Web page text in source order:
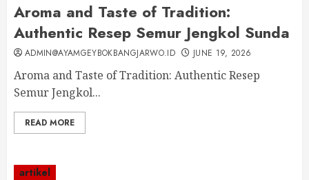
Aroma and Taste of Tradition:
Authentic Resep Semur Jengkol Sunda
ADMIN@AYAMGEYBOKBANGJARWO.ID JUNE 19, 2026
Aroma and Taste of Tradition: Authentic Resep
Semur Jengkol...
READ MORE
artikel